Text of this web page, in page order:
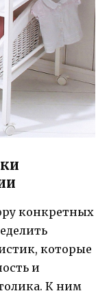
конкретных
которые
и
К ним